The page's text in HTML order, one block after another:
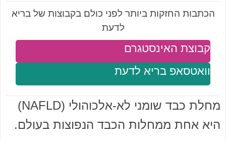
הכתבות החזקות ביותר לפני כולם בקבוצות של בריא
לדעת
וואטסאפ בריא לדעת
קבוצת האינסטגרם
מחלת כבד שומני לא-אלכוהולי (NAFLD)
היא אחת ממחלות הכבד הנפוצות בעולם.